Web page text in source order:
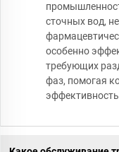
сточных вод,
особенно
требующих
фаз, помогая